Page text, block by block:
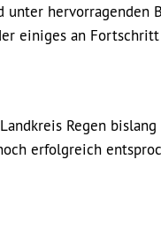
hervorragenden
einiges an
Regen
erfolgreich